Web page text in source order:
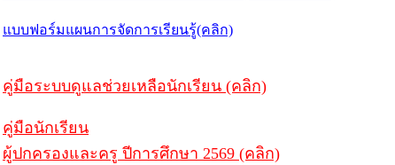
แบบฟอร์มแผนการจัดการเรียนรู้(คลิก)
คู่มือระบบดูแลช่วยเหลือนักเรียน (คลิก)
คู่มือนักเรียน
ผู้ปกครองและครู ปีการศึกษา 2569 (คลิก)